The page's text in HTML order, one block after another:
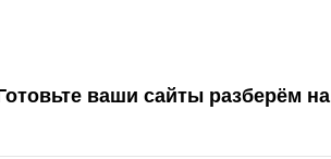
ваши сайты разберём на